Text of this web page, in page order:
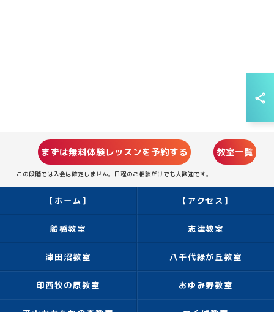
まずは無料体験レッスンを予約する
この段階では入会は確定しません。日程のご相談だけでも大歓迎です。
教室一覧
【ホーム】 【アクセス】
船橋教室 志津教室
津田沼教室 八千代緑が丘教室
印西牧の原教室 おゆみ野教室